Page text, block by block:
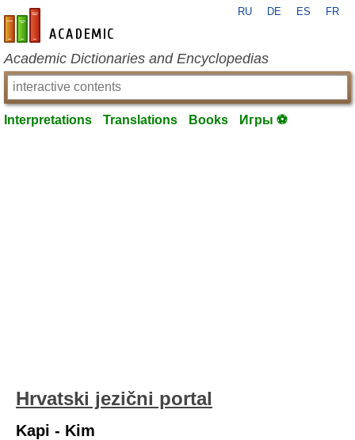
en-academic.com
RU DE ES FR
Academic Dictionaries and Encyclopedias
Interpretations Translations Books Игры ⚽
Hrvatski jezični portal
Kapi - Kim